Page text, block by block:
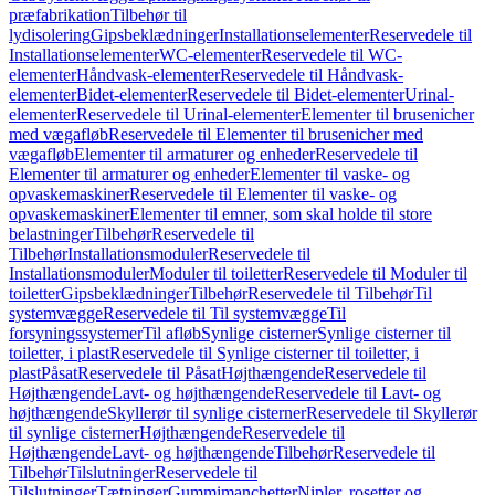
præfabrikationTilbehør til
lydisoleringGipsbeklædningerInstallationselementerReservedele til
InstallationselementerWC-elementerReservedele til WC-
elementerHåndvask-elementerReservedele til Håndvask-
elementerBidet-elementerReservedele til Bidet-elementerUrinal-
elementerReservedele til Urinal-elementerElementer til brusenicher
med vægafløbReservedele til Elementer til brusenicher med
vægafløbElementer til armaturer og enhederReservedele til
Elementer til armaturer og enhederElementer til vaske- og
opvaskemaskinerReservedele til Elementer til vaske- og
opvaskemaskinerElementer til emner, som skal holde til store
belastningerTilbehørReservedele til
TilbehørInstallationsmodulerReservedele til
InstallationsmodulerModuler til toiletterReservedele til Moduler til
toiletterGipsbeklædningerTilbehørReservedele til TilbehørTil
systemvæggeReservedele til Til systemvæggeTil
forsyningssystemerTil afløbSynlige cisternerSynlige cisterner til
toiletter, i plastReservedele til Synlige cisterner til toiletter, i
plastPåsatReservedele til PåsatHøjthængendeReservedele til
HøjthængendeLavt- og højthængendeReservedele til Lavt- og
højthængendeSkyllerør til synlige cisternerReservedele til Skyllerør
til synlige cisternerHøjthængendeReservedele til
HøjthængendeLavt- og højthængendeTilbehørReservedele til
TilbehørTilslutningerReservedele til